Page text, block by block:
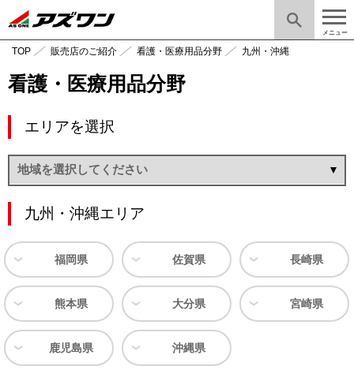
メニュー
TOP 販売店のご紹介 看護・医療用品分野 九州・沖縄
看護・医療用品分野
エリアを選択
九州・沖縄エリア
福岡県 佐賀県 長崎県
熊本県 大分県 宮崎県
鹿児島県 沖縄県